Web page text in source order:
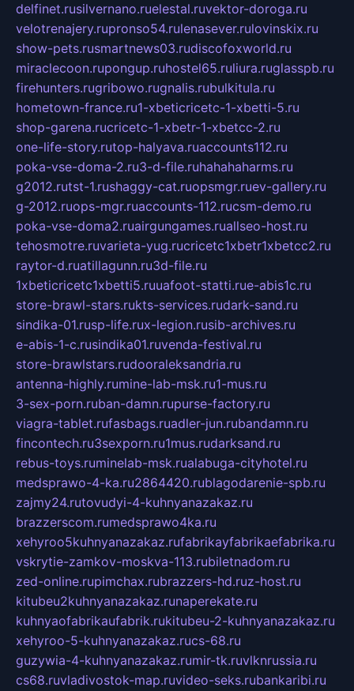
delfinet.rusilvernano.ruelestal.ruvektor-doroga.ru
velotrenajery.rupronso54.rulenasever.rulovinskix.ru
show-pets.rusmartnews03.rudiscofoxworld.ru
miraclecoon.rupongup.ruhostel65.ruliura.ruglasspb.ru
firehunters.rugribowo.rugnalis.rubulkitula.ru
hometown-france.ru1-xbeticricetc-1-xbetti-5.ru
shop-garena.rucricetc-1-xbetr-1-xbetcc-2.ru
one-life-story.rutop-halyava.ruaccounts112.ru
poka-vse-doma-2.ru3-d-file.ruhahahaharms.ru
g2012.rutst-1.rushaggy-cat.ruopsmgr.ruev-gallery.ru
g-2012.ruops-mgr.ruaccounts-112.rucsm-demo.ru
poka-vse-doma2.ruairgungames.ruallseo-host.ru
tehosmotre.ruvarieta-yug.rucricetc1xbetr1xbetcc2.ru
raytor-d.ruatillagunn.ru3d-file.ru
1xbeticricetc1xbetti5.ruuafoot-statti.rue-abis1c.ru
store-brawl-stars.rukts-services.rudark-sand.ru
sindika-01.rusp-life.rux-legion.rusib-archives.ru
e-abis-1-c.rusindika01.ruvenda-festival.ru
store-brawlstars.rudooraleksandria.ru
antenna-highly.rumine-lab-msk.ru1-mus.ru
3-sex-porn.ruban-damn.rupurse-factory.ru
viagra-tablet.rufasbags.ruadler-jun.rubandamn.ru
fincontech.ru3sexporn.ru1mus.rudarksand.ru
rebus-toys.ruminelab-msk.rualabuga-cityhotel.ru
medsprawo-4-ka.ru2864420.rublagodarenie-spb.ru
zajmy24.rutovudyi-4-kuhnyanazakaz.ru
brazzerscom.rumedsprawo4ka.ru
xehyroo5kuhnyanazakaz.rufabrikayfabrikaefabrika.ru
vskrytie-zamkov-moskva-113.rubiletnadom.ru
zed-online.rupimchax.rubrazzers-hd.ruz-host.ru
kitubeu2kuhnyanazakaz.runaperekate.ru
kuhnyaofabrikaufabrik.rukitubeu-2-kuhnyanazakaz.ru
xehyroo-5-kuhnyanazakaz.rucs-68.ru
guzywia-4-kuhnyanazakaz.rumir-tk.ruvlknrussia.ru
cs68.ruvladivostok-map.ruvideo-seks.rubankaribi.ru